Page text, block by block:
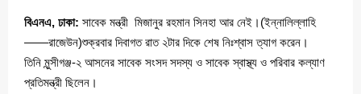
বিএনএ, ঢাকা: সাবেক মন্ত্রী মিজানুর রহমান সিনহা আর নেই।(ইন্নালিল্লাহি
——রাজেউন)শুক্রবার দিবাগত রাত ২টার দিকে শেষ নিঃশ্বাস ত্যাগ করেন।
তিনি মুন্সীগঞ্জ-২ আসনের সাবেক সংসদ সদস্য ও সাবেক স্বাস্থ্য ও পরিবার কল্যাণ
প্রতিমন্ত্রী ছিলেন।